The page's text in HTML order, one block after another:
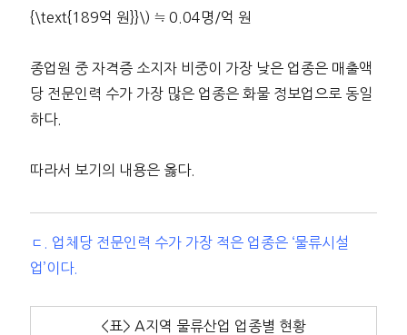
{\text{189억 원}}\) ≒ 0.04명/억 원
종업원 중 자격증 소지자 비중이 가장 낮은 업종은 매출액
당 전문인력 수가 가장 많은 업종은 화물 정보업으로 동일
하다.
따라서 보기의 내용은 옳다.
ㄷ. 업체당 전문인력 수가 가장 적은 업종은 ‘물류시설
업’이다.
<표> A지역 물류산업 업종별 현황